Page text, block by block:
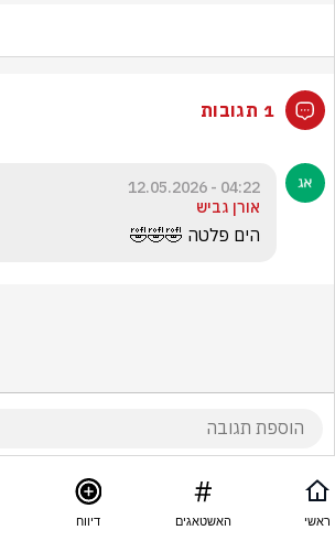
1 תגובות
04:22 - 12.05.2026
אורן גביש
הים פלטה 🤣🤣🤣
ראשי האשטאגים דיווח